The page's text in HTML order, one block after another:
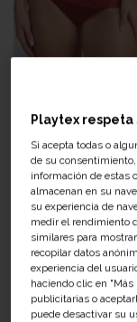
Playtex respeta
Si acepta todas o
de su
información de estas
almacenan en su
su experiencia de
medir el rendimiento
similares para
recopilar datos
experiencia del
haciendo clic en
publicitarias o
puede desactivar su